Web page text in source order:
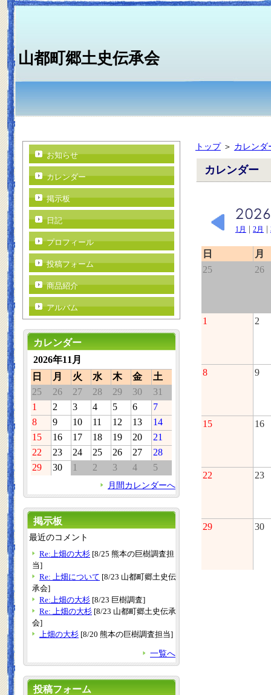
山都町郷土史伝承会
トップ＞ カレンダ
カレンダー
1月 | 2月 |
日
月
25
26
1 2
8 9
15 16
22 23
29 30
お知らせ
カレンダー
掲示板
日記
プロフィール
投稿フォーム
商品紹介
アルバム
カレンダー
2026年11月
日
月 火 水 木 金
土
25
26 27 28 29 30
31
1
2 3 4 5 6
7
8
9 10 11 12 13
14
15
16 17 18 19 20
21
22
23 24 25 26 27
28
29
30 1 2 3 4 5
月間カレンダーへ
掲示板
最近のコメント
Re:上畑の大杉 [8/25 熊本の巨樹調査担
当]
Re: 上畑について [8/23 山都町郷土史伝
承会]
Re:上畑の大杉 [8/23 巨樹調査]
Re: 上畑の大杉 [8/23 山都町郷土史伝承
会]
上畑の大杉 [8/20 熊本の巨樹調査担当]
一覧へ
投稿フォーム